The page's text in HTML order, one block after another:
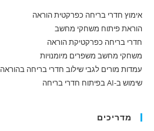
אימוץ חדרי בריחה כפרקטית הוראה
הוראת פיתוח משחקי מחשב
חדרי בריחה כפרקטיקת הוראה
משחקי מחשב משפרים מיומנויות
עמדות מורים לגבי שילוב חדרי בריחה בהוראה
שימוש ב-AI בפיתוח חדרי בריחה
מדריכים